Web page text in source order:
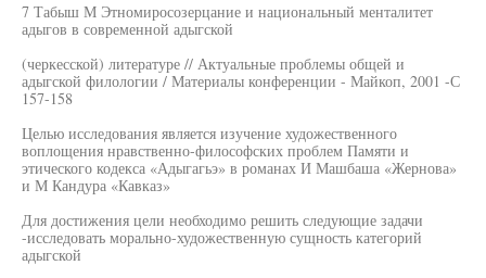
7 Табыш М Этномиросозерцание и национальный менталитет
адыгов в современной адыгской
(черкесской) литературе // Актуальные проблемы общей и
адыгской филологии / Материалы конференции - Майкоп, 2001 -С
157-158
Целью исследования является изучение художественного
воплощения нравственно-философских проблем Памяти и
этического кодекса «Адыгагьэ» в романах И Машбаша «Жернова»
и М Кандура «Кавказ»
Для достижения цели необходимо решить следующие задачи
-исследовать морально-художественную сущность категорий
адыгской